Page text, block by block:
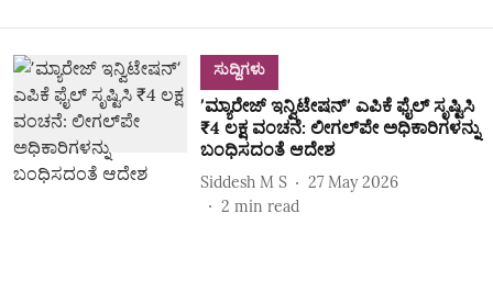
ಸುದ್ದಿಗಳು
ʼಮ್ಯಾರೇಜ್‌ ಇನ್ವಿಟೇಷನ್‌ʼ ಎಪಿಕೆ ಫೈಲ್‌ ಸೃಷ್ಟಿಸಿ
₹4 ಲಕ್ಷ ವಂಚನೆ: ಲೀಗಲ್‌ಪೇ ಅಧಿಕಾರಿಗಳನ್ನು
ಬಂಧಿಸದಂತೆ ಆದೇಶ
Siddesh M S
27 May 2026
2 min read